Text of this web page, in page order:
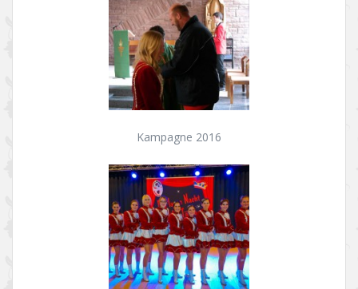
Kampagne 2016